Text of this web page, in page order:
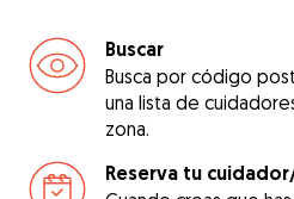
Buscar
Busca por código
una lista de
zona.
Reserva tu